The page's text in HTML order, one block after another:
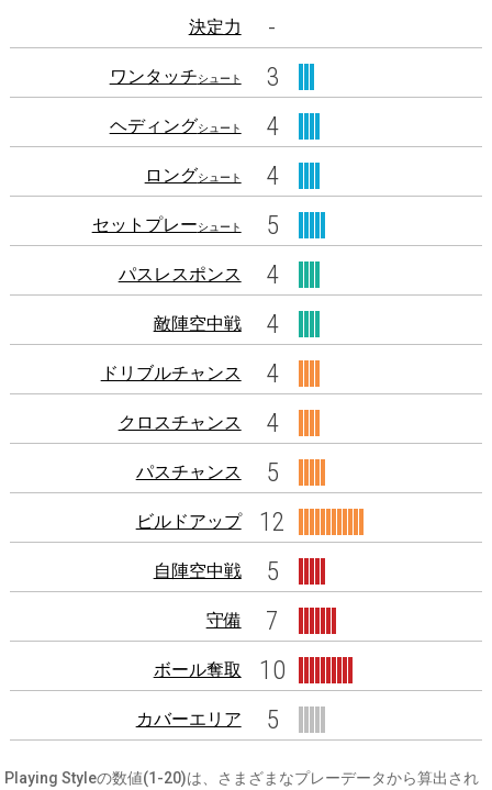
決定力 -
ワンタッチシュート 3
ヘディングシュート 4
ロングシュート 4
セットプレーシュート 5
パスレスポンス 4
敵陣空中戦 4
ドリブルチャンス 4
クロスチャンス 4
パスチャンス 5
ビルドアップ 12
自陣空中戦 5
守備 7
ボール奪取 10
カバーエリア 5
Playing Styleの数値(1-20)は、さまざまなプレーデータから算出され